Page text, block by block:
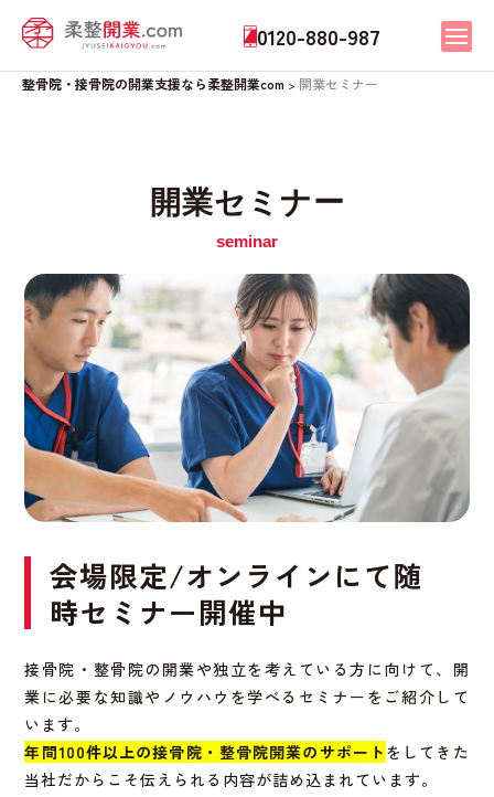
0120-880-987
整骨院・接骨院の開業支援なら柔整開業com > 開業セミナー
開業セミナー
会場限定/オンラインにて随
時セミナー開催中
接骨院・整骨院の開業や独立を考えている方に向けて、開
業に必要な知識やノウハウを学べるセミナーをご紹介して
います。
年間100件以上の接骨院・整骨院開業のサポート をしてきた
当社だからこそ伝えられる内容が詰め込まれています。